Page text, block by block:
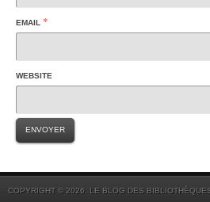
EMAIL *
WEBSITE
COPYRIGHT © 2026. LE BLOG DES